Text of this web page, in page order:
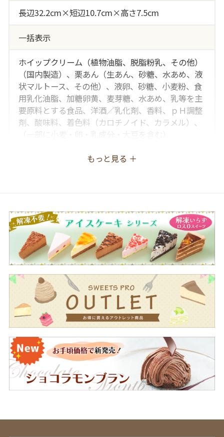
長辺32.2cm×短辺10.7cm×高さ7.5cm
一括表示
ホイップクリーム（植物油脂、脱脂粉乳、その他）
（国内製造）、栗あん（生あん、砂糖、水あめ、液
状マルトース、その他）、液卵、砂糖、小麦粉、食
用乳化油脂、加糖卵黄、麦芽糖、水あめ、乳等を主
要原料とする食品、洋酒／乳化剤、香料、ｐＨ調整
剤、酸味料、着色料（カロチノイド、カラメル）、
（一部に小麦・卵・乳成分・大豆を含む）
もっと見る ＋